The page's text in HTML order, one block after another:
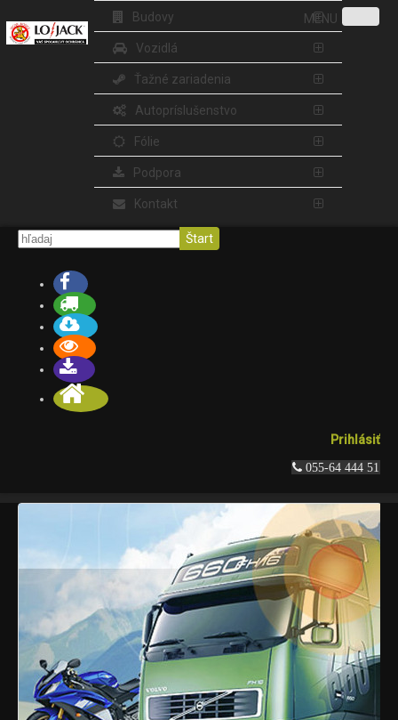
MENU
Budovy
Vozidlá
Ťažné zariadenia
Autopríslušenstvo
Fólie
Podpora
Kontakt
Štart
Prihlásiť
055-64 444 51